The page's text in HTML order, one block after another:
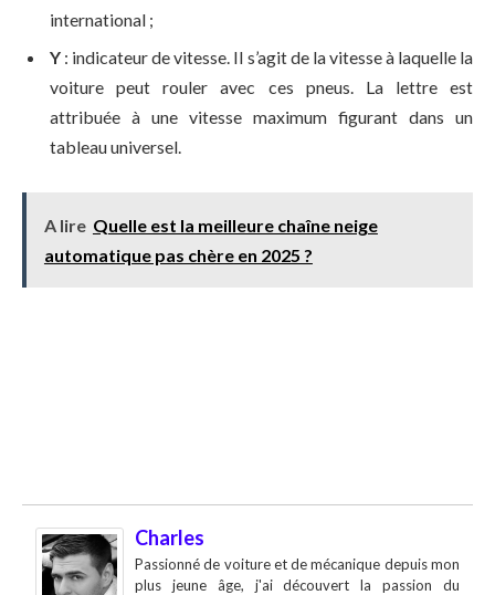
international ;
Y : indicateur de vitesse. Il s’agit de la vitesse à laquelle la
voiture peut rouler avec ces pneus. La lettre est
attribuée à une vitesse maximum figurant dans un
tableau universel.
A lire Quelle est la meilleure chaîne neige
automatique pas chère en 2025 ?
Charles
Passionné de voiture et de mécanique depuis mon
plus jeune âge, j'ai découvert la passion du